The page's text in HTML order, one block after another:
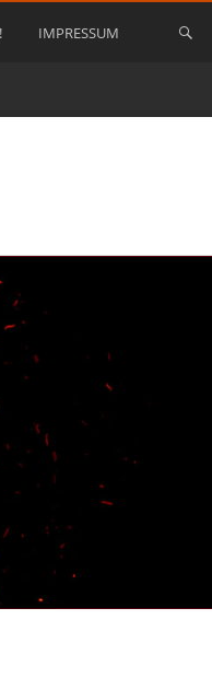
IMPRESSUM